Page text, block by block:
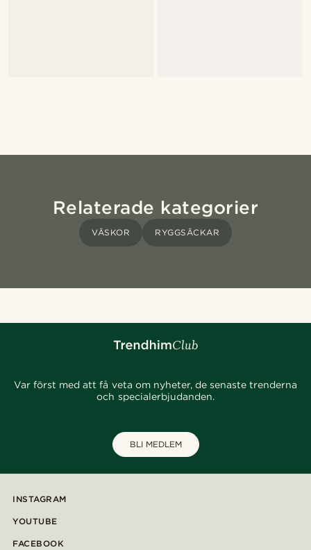
Relaterade kategorier
VÄSKOR RYGGSÄCKAR
Var först med att få veta om nyheter, de senaste trenderna
och specialerbjudanden.
BLI MEDLEM
INSTAGRAM
YOUTUBE
FACEBOOK